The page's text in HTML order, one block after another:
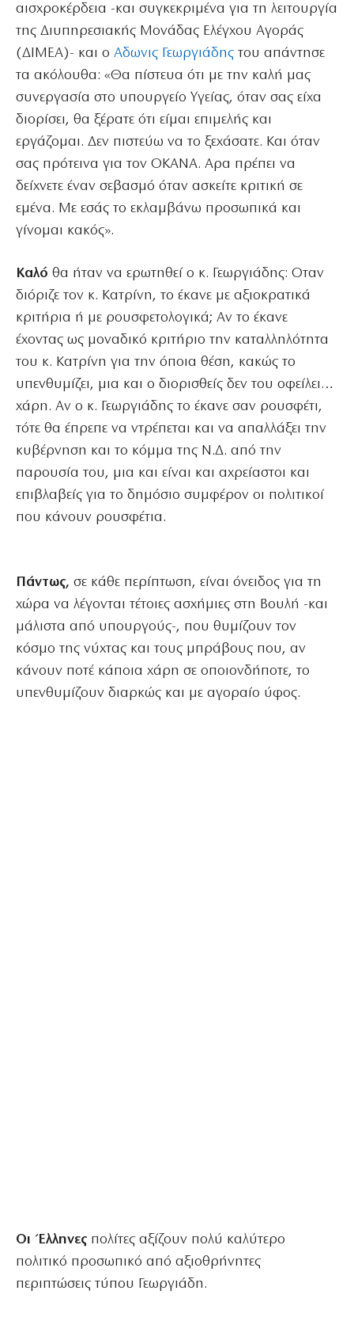
αισχροκέρδεια -και συγκεκριμένα για τη λειτουργία
της Διυπηρεσιακής Μονάδας Ελέγχου Αγοράς
(ΔΙΜΕΑ)- και ο Αδωνις Γεωργιάδηςτου απάντησε
τα ακόλουθα: «Θα πίστευα ότι με την καλή μας
συνεργασία στο υπουργείο Υγείας, όταν σας είχα
διορίσει, θα ξέρατε ότι είμαι επιμελής και
εργάζομαι. Δεν πιστεύω να το ξεχάσατε. Και όταν
σας πρότεινα για τον ΟΚΑΝΑ. Αρα πρέπει να
δείχνετε έναν σεβασμό όταν ασκείτε κριτική σε
εμένα. Με εσάς το εκλαμβάνω προσωπικά και
γίνομαι κακός».
Καλό θα ήταν να ερωτηθεί ο κ. Γεωργιάδης: Οταν
διόριζε τον κ. Κατρίνη, το έκανε με αξιοκρατικά
κριτήρια ή με ρουσφετολογικά; Αν το έκανε
έχοντας ως μοναδικό κριτήριο την καταλληλότητα
του κ. Κατρίνη για την όποια θέση, κακώς το
υπενθυμίζει, μια και ο διορισθείς δεν του οφείλει…
χάρη. Αν ο κ. Γεωργιάδης το έκανε σαν ρουσφέτι,
τότε θα έπρεπε να ντρέπεται και να απαλλάξει την
κυβέρνηση και το κόμμα της Ν.Δ. από την
παρουσία του, μια και είναι και αχρείαστοι και
επιβλαβείς για το δημόσιο συμφέρον οι πολιτικοί
που κάνουν ρουσφέτια.
Πάντως, σε κάθε περίπτωση, είναι όνειδος για τη
χώρα να λέγονται τέτοιες ασχήμιες στη Βουλή -και
μάλιστα από υπουργούς-, που θυμίζουν τον
κόσμο της νύχτας και τους μπράβους που, αν
κάνουν ποτέ κάποια χάρη σε οποιονδήποτε, το
υπενθυμίζουν διαρκώς και με αγοραίο ύφος.
Οι Έλληνες πολίτες αξίζουν πολύ καλύτερο
πολιτικό προσωπικό από αξιοθρήνητες
περιπτώσεις τύπου Γεωργιάδη.